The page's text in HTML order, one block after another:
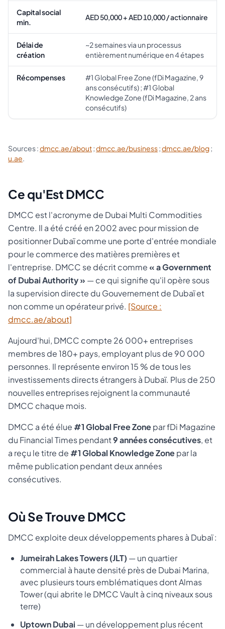
Capital social
min.
AED 50,000 + AED 10,000 / actionnaire
Délai de
création
~2 semaines via un processus
entièrement numérique en 4 étapes
Récompenses
#1 Global Free Zone (fDi Magazine, 9
ans consécutifs) ; #1 Global
Knowledge Zone (fDi Magazine, 2 ans
consécutifs)
Sources :dmcc.ae/about;dmcc.ae/business;dmcc.ae/blog;
u.ae.
Ce qu'Est DMCC
DMCC est l'acronyme de Dubai Multi Commodities
Centre. Il a été créé en 2002 avec pour mission de
positionner Dubaï comme une porte d'entrée mondiale
pour le commerce des matières premières et
l'entreprise. DMCC se décrit comme « a Government
of Dubai Authority » — ce qui signifie qu'il opère sous
la supervision directe du Gouvernement de Dubaï et
non comme un opérateur privé. [Source :
dmcc.ae/about]
Aujourd'hui, DMCC compte 26 000+ entreprises
membres de 180+ pays, employant plus de 90 000
personnes. Il représente environ 15 % de tous les
investissements directs étrangers à Dubaï. Plus de 250
nouvelles entreprises rejoignent la communauté
DMCC chaque mois.
DMCC a été élue #1 Global Free Zonepar fDi Magazine
du Financial Times pendant9 années consécutives, et
a reçu le titre de #1 Global Knowledge Zonepar la
même publication pendant deux années
consécutives.
Où Se Trouve DMCC
DMCC exploite deux développements phares à Dubaï :
Jumeirah Lakes Towers (JLT) — un quartier
commercial à haute densité près de Dubai Marina,
avec plusieurs tours emblématiques dont Almas
Tower (qui abrite le DMCC Vault à cinq niveaux sous
terre)
Uptown Dubai — un développement plus récent